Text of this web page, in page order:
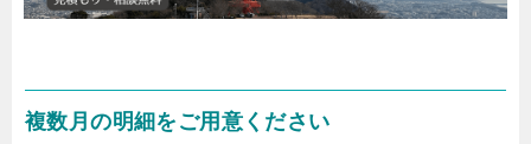
複数月の明細をご用意ください